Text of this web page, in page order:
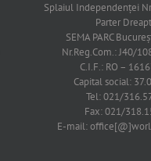
Splaiul Independenţei
Parter
SEMA PARC
Nr.Reg.Com.: J40/
C.I.F.: RO –
Capital social:
Tel: 021/
Fax: 021/
E-mail: